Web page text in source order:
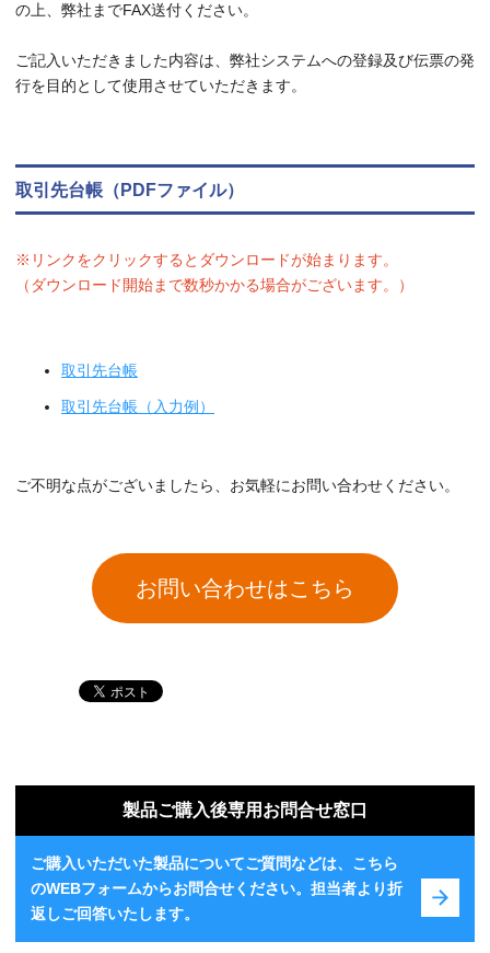
の上、弊社までFAX送付ください。
ご記入いただきました内容は、弊社システムへの登録及び伝票の発
行を目的として使用させていただきます。
取引先台帳（PDFファイル）
※リンクをクリックするとダウンロードが始まります。
（ダウンロード開始まで数秒かかる場合がございます。）
取引先台帳
取引先台帳（入力例）
ご不明な点がございましたら、お気軽にお問い合わせください。
お問い合わせはこちら
製品ご購入後専用お問合せ窓口
ご購入いただいた製品についてご質問などは、こちら
のWEBフォームからお問合せください。担当者より折
返しご回答いたします。